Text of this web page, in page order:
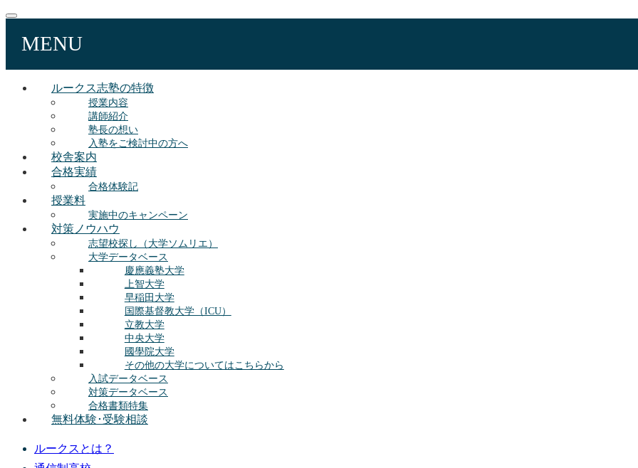
MENU
ルークス志塾の特徴
授業内容
講師紹介
塾長の想い
入塾をご検討中の方へ
校舎案内
合格実績
合格体験記
授業料
実施中のキャンペーン
対策ノウハウ
志望校探し（大学ソムリエ）
大学データベース
慶應義塾大学
上智大学
早稲田大学
国際基督教大学（ICU）
立教大学
中央大学
國學院大学
その他の大学についてはこちらから
入試データベース
対策データベース
合格書類特集
無料体験･受験相談
ルークスとは？